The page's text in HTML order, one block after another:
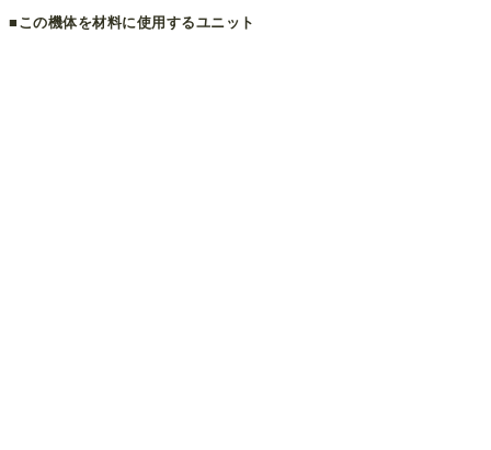
■この機体を材料に使用するユニット